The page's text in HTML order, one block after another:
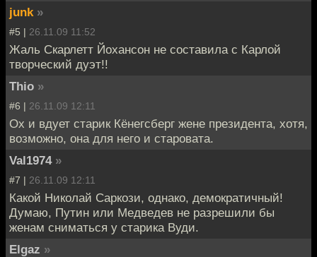
junk »
#5 | 26.11.09 11:52
Жаль Скарлетт Йохансон не составила с Карлой
творческий дуэт!!
Thio »
#6 | 26.11.09 12:11
Ох и вдует старик Кёнегсберг жене президента, хотя,
возможно, она для него и старовата.
Val1974 »
#7 | 26.11.09 12:11
Какой Николай Саркози, однако, демократичный!
Думаю, Путин или Медведев не разрешили бы
женам сниматься у старика Вуди.
Elgaz »